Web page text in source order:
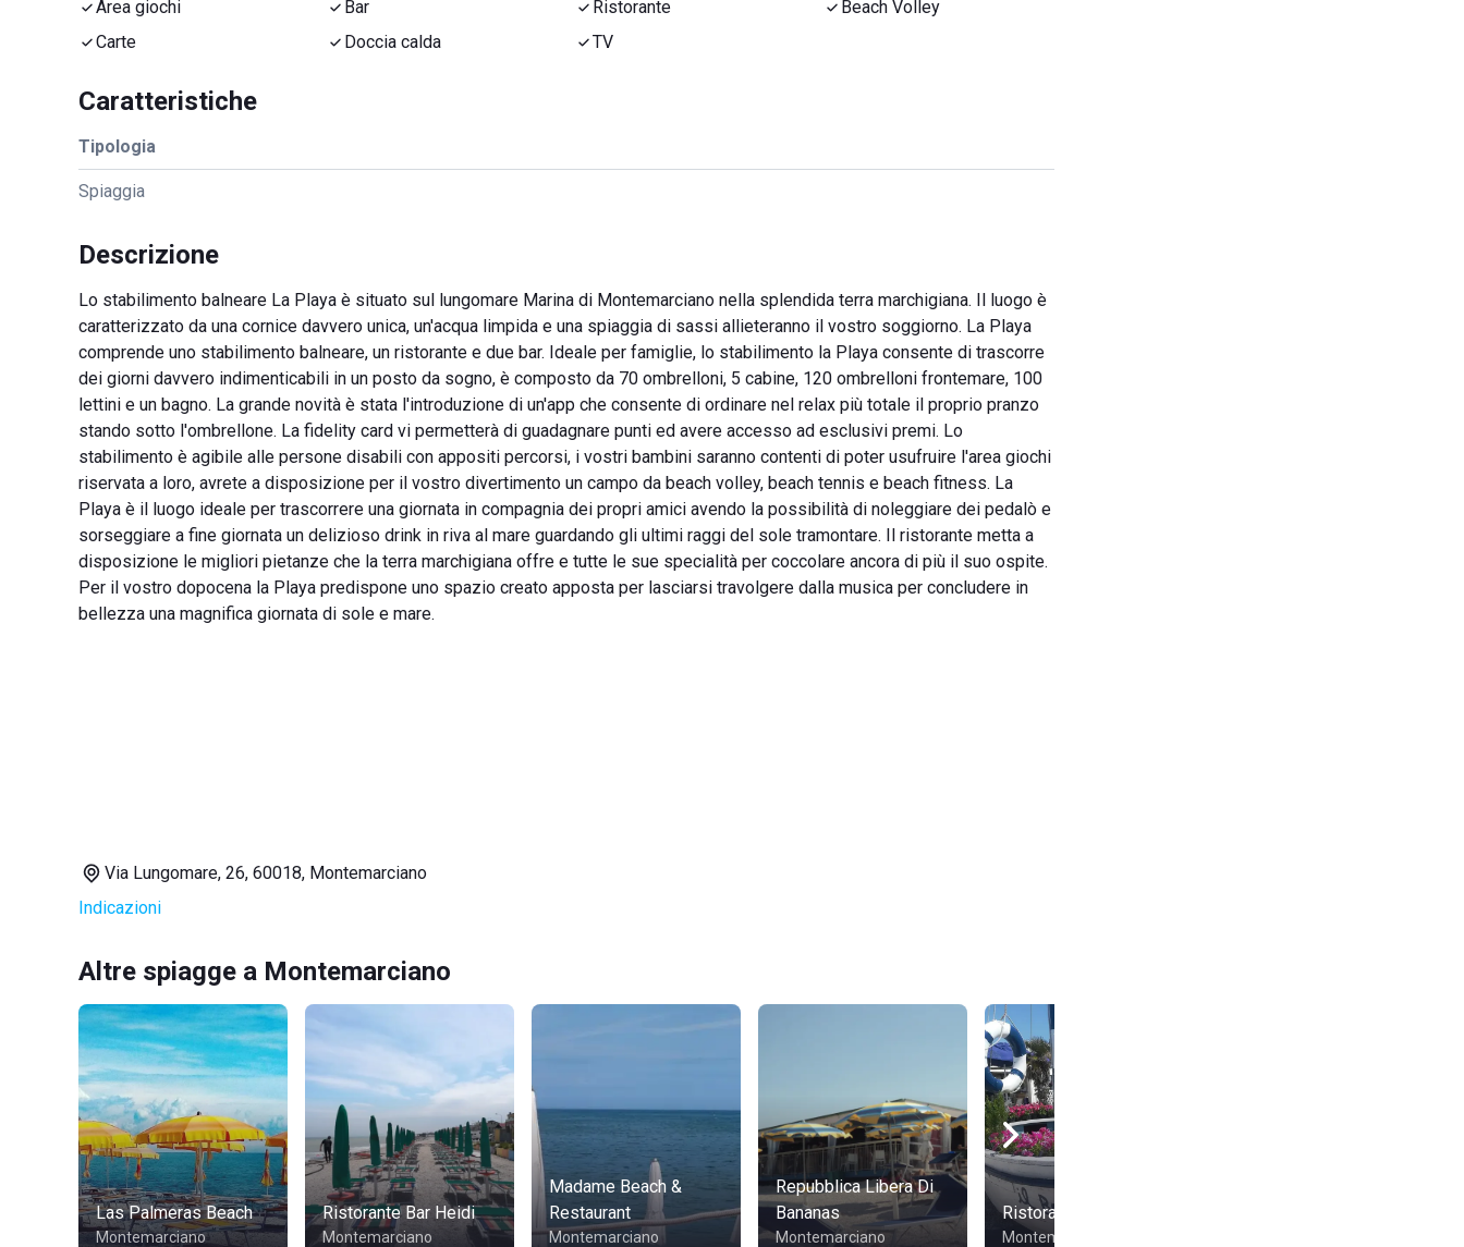
Area giochi Bar Ristorante
Beach Volley
Carte
Doccia calda TV
Caratteristiche
Tipologia
Spiaggia
Descrizione
Lo stabilimento balneare La Playa è situato sul lungomare Marina di Montemarciano nella splendida terra marchigiana. Il luogo è
caratterizzato da una cornice davvero unica, un'acqua limpida e una spiaggia di sassi allieteranno il vostro soggiorno. La Playa
comprende uno stabilimento balneare, un ristorante e due bar. Ideale per famiglie, lo stabilimento la Playa consente di trascorre
dei giorni davvero indimenticabili in un posto da sogno, è composto da 70 ombrelloni, 5 cabine, 120 ombrelloni frontemare, 100
lettini e un bagno. La grande novità è stata l'introduzione di un'app che consente di ordinare nel relax più totale il proprio pranzo
stando sotto l'ombrellone. La fidelity card vi permetterà di guadagnare punti ed avere accesso ad esclusivi premi. Lo
stabilimento è agibile alle persone disabili con appositi percorsi, i vostri bambini saranno contenti di poter usufruire l'area giochi
riservata a loro, avrete a disposizione per il vostro divertimento un campo da beach volley, beach tennis e beach fitness. La
Playa è il luogo ideale per trascorrere una giornata in compagnia dei propri amici avendo la possibilità di noleggiare dei pedalò e
sorseggiare a fine giornata un delizioso drink in riva al mare guardando gli ultimi raggi del sole tramontare. Il ristorante metta a
disposizione le migliori pietanze che la terra marchigiana offre e tutte le sue specialità per coccolare ancora di più il suo ospite.
Per il vostro dopocena la Playa predispone uno spazio creato apposta per lasciarsi travolgere dalla musica per concludere in
bellezza una magnifica giornata di sole e mare.
Via Lungomare, 26, 60018, Montemarciano
Indicazioni
Altre spiagge a Montemarciano
Las Palmeras Beach
Montemarciano
Ristorante Bar Heidi
Montemarciano
Madame Beach &
Restaurant
Montemarciano
Repubblica Libera Di
Bananas
Montemarciano
Ristorante Il Bertoldo
Montemarciano